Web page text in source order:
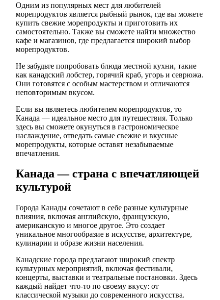
Одним из популярных мест для любителей
морепродуктов является рыбный рынок, где вы можете
купить свежие морепродукты и приготовить их
самостоятельно. Также вы сможете найти множество
кафе и магазинов, где предлагается широкий выбор
морепродуктов.
Не забудьте попробовать блюда местной кухни, такие
как канадский лобстер, горячий краб, угорь и севрюжа.
Они готовятся с особым мастерством и отличаются
неповторимым вкусом.
Если вы являетесь любителем морепродуктов, то
Канада — идеальное место для путешествия. Только
здесь вы сможете окунуться в гастрономическое
наслаждение, отведать самые свежие и вкусные
морепродукты, которые оставят незабываемые
впечатления.
Канада — страна с впечатляющей
культурой
Города Канады сочетают в себе разные культурные
влияния, включая английскую, французскую,
американскую и многое другое. Это создает
уникальное многообразие в искусстве, архитектуре,
кулинарии и образе жизни населения.
Канадские города предлагают широкий спектр
культурных мероприятий, включая фестивали,
концерты, выставки и театральные постановки. Здесь
каждый найдет что-то по своему вкусу: от
классической музыки до современного искусства.